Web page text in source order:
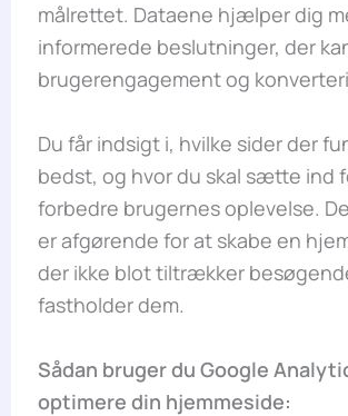
målrettet. Dataene hjælper dig
informerede beslutninger, der
brugerengagement og
Du får indsigt i, hvilke sider der
bedst, og hvor du skal sætte ind
forbedre brugernes oplevelse.
er afgørende for at skabe en
der ikke blot tiltrækker
fastholder dem.
Sådan bruger du Google
optimere din hjemmeside: